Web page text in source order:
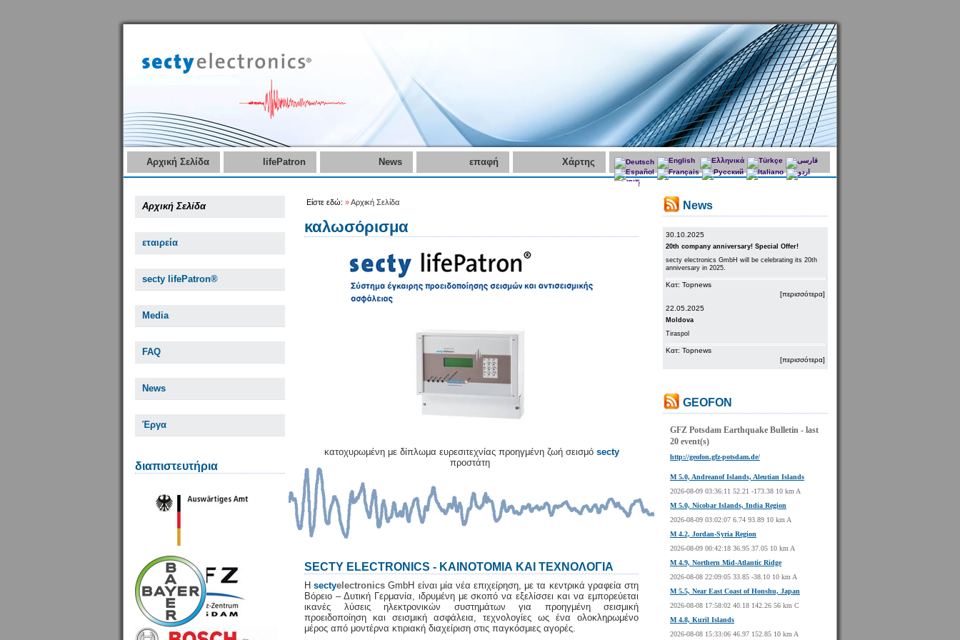
Αρχική Σελίδα lifePatron News επαφή Χάρτης
Αρχική Σελίδα
εταιρεία
secty lifePatron®
Media
FAQ
News
Έργα
διαπιστευτήρια
Είστε εδώ: »Αρχική Σελίδα
καλωσόρισμα
κατοχυρωμένη με δίπλωμα ευρεσιτεχνίας προηγμένη ζωή σεισμό secty
προστάτη
SECTY ELECTRONICS - ΚΑΙΝΟΤΟΜΙΑ ΚΑΙ ΤΕΧΝΟΛΟΓΙΑ
Ηsectyelectronics GmbH είναι μία νέα επιχείρηση, με τα κεντρικά γραφεία στη
Βόρειο – Δυτική Γερμανία, ιδρυμένη με σκοπό να εξελίσσει και να εμπορεύεται
ικανές λύσεις ηλεκτρονικών συστημάτων για προηγμένη σεισμική
προειδοποίηση και σεισμική ασφάλεια, τεχνολογίες ως ένα ολοκληρωμένο
μέρος από μοντέρνα κτιριακή διαχείριση στις παγκόσμιες αγορές.
News
30.10.2025
20th company anniversary! Special Offer!
secty electronics GmbH will be celebrating its 20th
anniversary in 2025.
Κατ: Topnews
[περισσότερα]
22.05.2025
Moldova
Tiraspol
Κατ: Topnews
[περισσότερα]
GEOFON
GFZ Potsdam Earthquake Bulletin - last
20 event(s)
http://geofon.gfz-potsdam.de/
M 5.0, Andreanof Islands, Aleutian Islands
2026-08-09 03:36:11 52.21 -173.38 10 km A
M 5.0, Nicobar Islands, India Region
2026-08-09 03:02:07 6.74 93.89 10 km A
M 4.2, Jordan-Syria Region
2026-08-09 00:42:18 36.95 37.05 10 km A
M 4.9, Northern Mid-Atlantic Ridge
2026-08-08 22:09:05 33.85 -38.10 10 km A
M 5.5, Near East Coast of Honshu, Japan
2026-08-08 17:58:02 40.18 142.26 56 km C
M 4.8, Kuril Islands
2026-08-08 15:33:06 46.97 152.85 10 km A